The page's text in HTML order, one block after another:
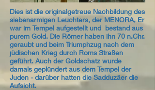
Dies ist die originalgetreue Nachbildung des
siebenarmigen Leuchters, der MENORA, Er
war im Tempel aufgestellt und bestand aus
purem Gold. Die Römer haben ihn 70 n.Chr.
geraubt und beim Triumphzug nach dem
jüdischen Krieg durch Roms Straßen
geführt. Auch der Goldschatz wurde
damals geplündert aus dem Tempel der
Juden - darüber hatten die Sadduzäer die
Aufsicht.